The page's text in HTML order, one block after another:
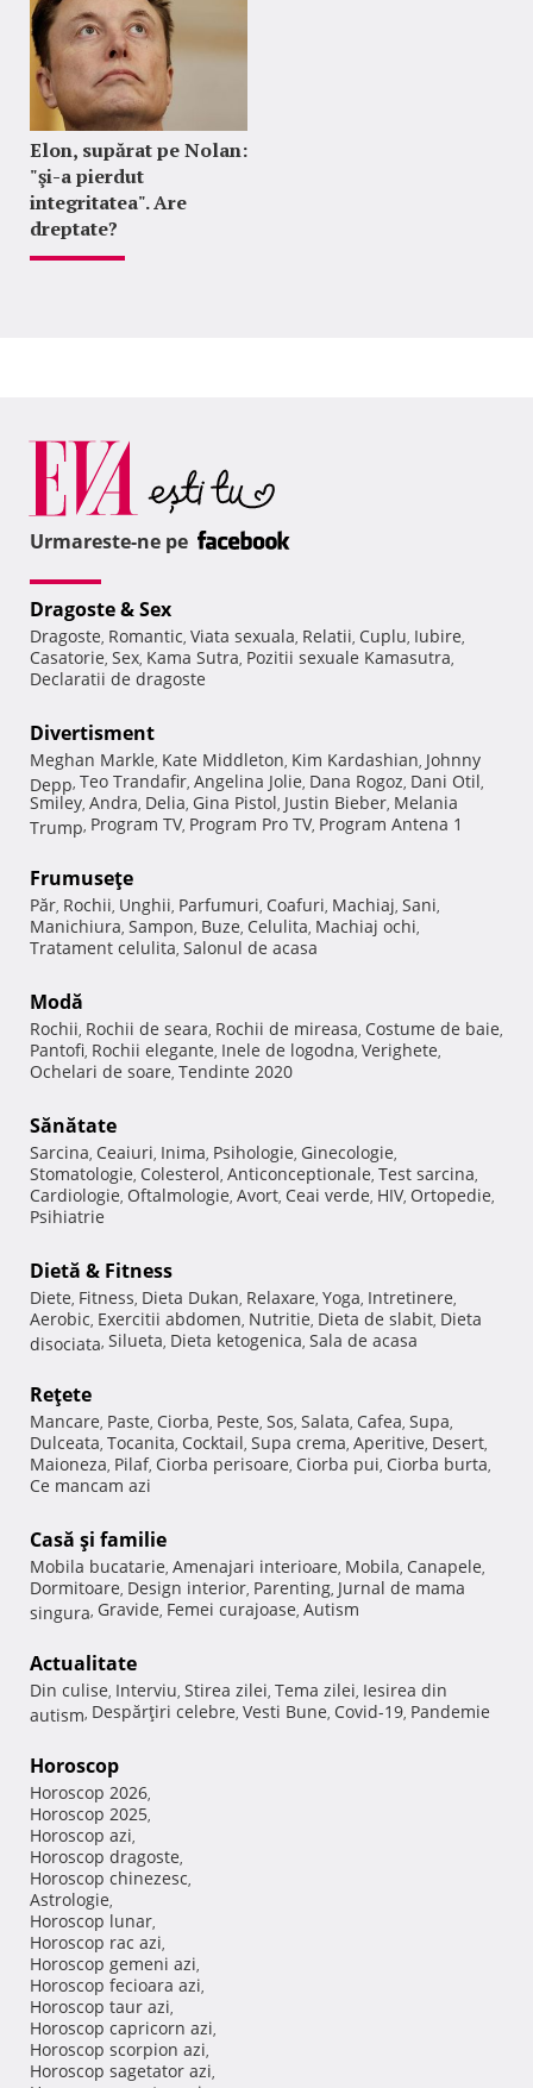
Elon, supărat pe Nolan:
"şi-a pierdut
integritatea". Are
dreptate?
Urmareste-ne pe
Dragoste & Sex
Dragoste, Romantic, Viata sexuala, Relatii, Cuplu, Iubire,
Casatorie, Sex, Kama Sutra, Pozitii sexuale Kamasutra,
Declaratii de dragoste
Divertisment
Meghan Markle, Kate Middleton, Kim Kardashian, Johnny
Depp, Teo Trandafir, Angelina Jolie, Dana Rogoz, Dani Otil,
Smiley, Andra, Delia, Gina Pistol, Justin Bieber, Melania
Trump, Program TV, Program Pro TV, Program Antena 1
Frumuseţe
Păr, Rochii, Unghii, Parfumuri, Coafuri, Machiaj, Sani,
Manichiura, Sampon, Buze, Celulita, Machiaj ochi,
Tratament celulita, Salonul de acasa
Modă
Rochii, Rochii de seara, Rochii de mireasa, Costume de baie,
Pantofi, Rochii elegante, Inele de logodna, Verighete,
Ochelari de soare, Tendinte 2020
Sănătate
Sarcina, Ceaiuri, Inima, Psihologie, Ginecologie,
Stomatologie, Colesterol, Anticonceptionale, Test sarcina,
Cardiologie, Oftalmologie, Avort, Ceai verde, HIV, Ortopedie,
Psihiatrie
Dietă & Fitness
Diete, Fitness, Dieta Dukan, Relaxare, Yoga, Intretinere,
Aerobic, Exercitii abdomen, Nutritie, Dieta de slabit, Dieta
disociata, Silueta, Dieta ketogenica, Sala de acasa
Reţete
Mancare, Paste, Ciorba, Peste, Sos, Salata, Cafea, Supa,
Dulceata, Tocanita, Cocktail, Supa crema, Aperitive, Desert,
Maioneza, Pilaf, Ciorba perisoare, Ciorba pui, Ciorba burta,
Ce mancam azi
Casă şi familie
Mobila bucatarie, Amenajari interioare, Mobila, Canapele,
Dormitoare, Design interior, Parenting, Jurnal de mama
singura, Gravide, Femei curajoase, Autism
Actualitate
Din culise, Interviu, Stirea zilei, Tema zilei, Iesirea din
autism, Despărţiri celebre, Vesti Bune, Covid-19, Pandemie
Horoscop
Horoscop 2026,
Horoscop 2025,
Horoscop azi,
Horoscop dragoste,
Horoscop chinezesc,
Astrologie,
Horoscop lunar,
Horoscop rac azi,
Horoscop gemeni azi,
Horoscop fecioara azi,
Horoscop taur azi,
Horoscop capricorn azi,
Horoscop scorpion azi,
Horoscop sagetator azi,